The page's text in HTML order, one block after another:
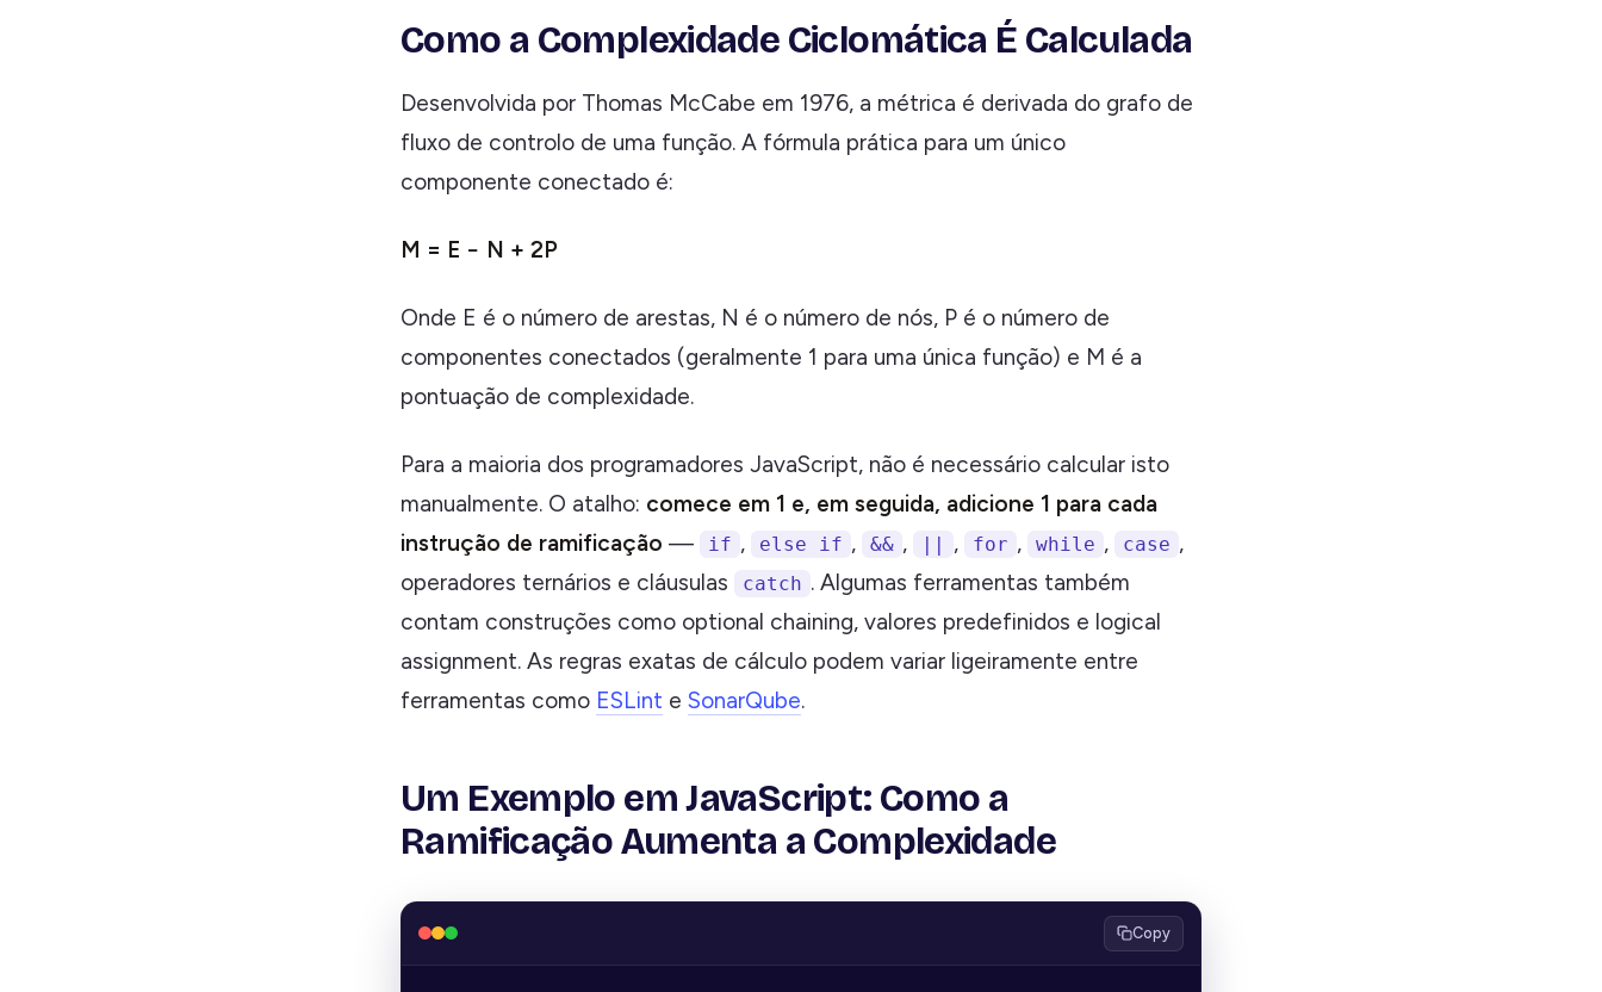
Como a Complexidade Ciclomática É Calculada
Desenvolvida por Thomas McCabe em 1976, a métrica é derivada do grafo de
fluxo de controlo de uma função. A fórmula prática para um único
componente conectado é:
M = E − N + 2P
Onde E é o número de arestas, N é o número de nós, P é o número de
componentes conectados (geralmente 1 para uma única função) e M é a
pontuação de complexidade.
Para a maioria dos programadores JavaScript, não é necessário calcular isto
manualmente. O atalho: comece em 1 e, em seguida, adicione 1 para cada
instrução de ramificação — if , else if , && , || , for , while , case ,
operadores ternários e cláusulas
catch . Algumas ferramentas também
contam construções como optional chaining, valores predefinidos e logical
assignment. As regras exatas de cálculo podem variar ligeiramente entre
ferramentas como ESLint e SonarQube.
Um Exemplo em JavaScript: Como a
Ramificação Aumenta a Complexidade
Copy